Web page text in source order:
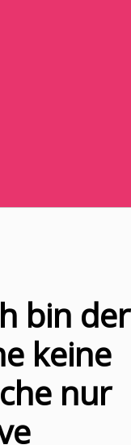
bin der
keine
nur